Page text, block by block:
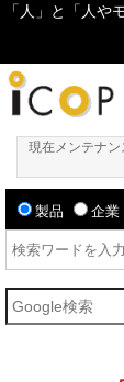
「人」と「人や
現在メンテナ
製品 企業